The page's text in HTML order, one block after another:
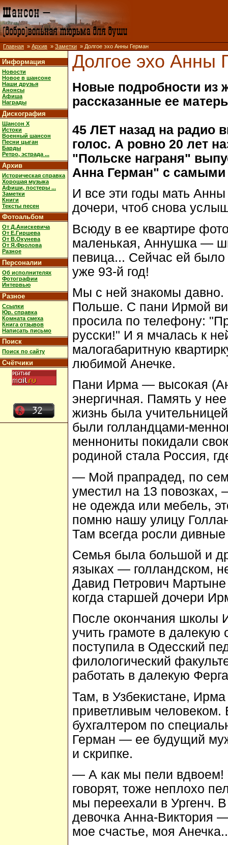
Главная » Архив » Заметки » Долгое эхо Анны Герман
Информация
Новости
Новое в шансоне
Наши друзья
Анонсы
Афиша
Награды
Дискография
Шансон X
Истоки
Военный шансон
Песни цыган
Барды
Ретро, эстрада ...
Архив
Историческая справка
Хорошая музыка
Афиши, постеры ...
Заметки
Книги
Тексты песен
Фотоальбом
От Д.Анискевича
От Е.Гиршева
От В.Окунева
От Я.Фролова
Разное
Персоналии
Об исполнителях
Фотографии
Интервью
Разное
Ссылки
Юр. справка
Комната смеха
Книга отзывов
Написать письмо
Поиск
Поиск по сайту
Счётчики
Долгое эхо Анны
Новые подробности из
рассказанные ее
45 ЛЕТ назад на радио
голос. А ровно 20 лет
"Польске награня"
Анна Герман" с самыми
И все эти годы мать
дочери, чтоб снова
Всюду в ее квартире
маленькая, Аннушка —
певица... Сейчас ей
уже 93-й год!
Мы с ней знакомы давно.
Польше. С пани Ирмой
просила по телефону:
русски!" И я мчалась к
малогабаритную
любимой Анечке.
Пани Ирма — высокая
энергичная. Память у
жизнь была
были голландцами-
меннониты покидали
родиной стала Россия,
— Мой прапрадед, по
уместил на 13
не одежда или мебель,
помню нашу улицу
Там всегда росли
Семья была большой и
языках — голландском,
Давид Петрович
когда старшей дочери
После окончания школы
учить грамоте в
поступила в Одесский
филологический
работать в далекую
Там, в Узбекистане,
приветливым человеком.
бухгалтером по
Герман — ее будущий
и скрипке.
— А как мы пели вдвоем!
говорят, тоже неплохо
мы переехали в Ургенч.
девочка Анна-Виктория
мое счастье, моя